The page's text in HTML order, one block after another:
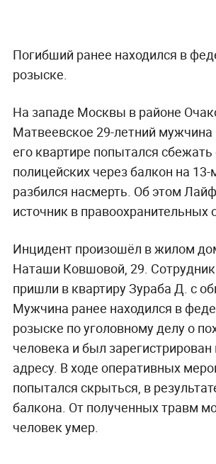
Погибший ранее находился в
розыске.
На западе Москвы в районе
Матвеевское 29-летний
его квартире попытался сбежать
полицейских через балкон на
разбился насмерть. Об этом
источник в правоохранительных
Инцидент произошёл в жилом
Наташи Ковшовой, 29.
пришли в квартиру Зураба Д. с
Мужчина ранее находился в
розыске по уголовному делу о
человека и был
адресу. В ходе оперативных
попытался скрыться, в
балкона. От полученных травм
человек умер.